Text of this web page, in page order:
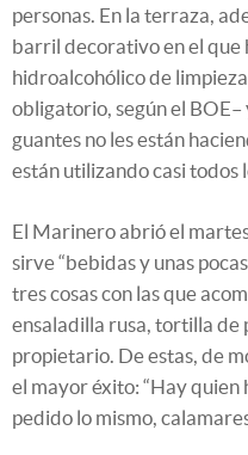
personas. En la terraza,
barril decorativo en el que
hidroalcohólico de
obligatorio, según el BOE–
guantes no les están
están utilizando casi todos
El Marinero abrió el
sirve “bebidas y unas
tres cosas con las que
ensaladilla rusa, tortilla de
propietario. De estas, de
el mayor éxito: “Hay quien
pedido lo mismo,